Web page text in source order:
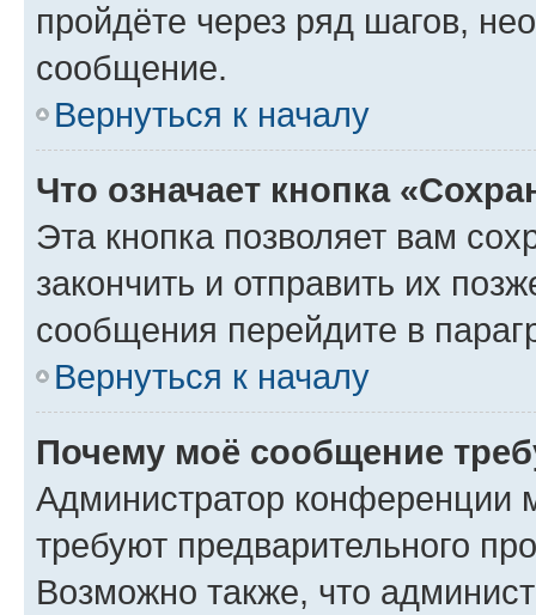
пройдёте через ряд шагов,
сообщение.
Вернуться к началу
Что означает кнопка
Эта кнопка позволяет вам
закончить и отправить их
сообщения перейдите в
Вернуться к началу
Почему моё сообщение
Администратор конференции
требуют предварительного
Возможно также, что